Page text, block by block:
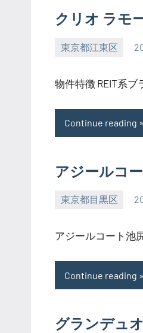
クリオ ラモ
東京都江東区
SEZIMO
物件特徴 REIT系
Continue reading
アジールコ
東京都目黒区
SEZIMO
アジールコート池
Continue reading
グランデュ